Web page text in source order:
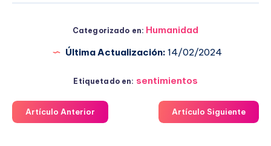
Categorizado en: Humanidad
Última Actualización: 14/02/2024
Etiquetado en: sentimientos
Artículo Anterior Artículo Siguiente